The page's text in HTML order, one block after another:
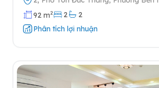
Thành phố Hồ Chí Minh
92 m2 2
2
Phân tích lợi nhuận